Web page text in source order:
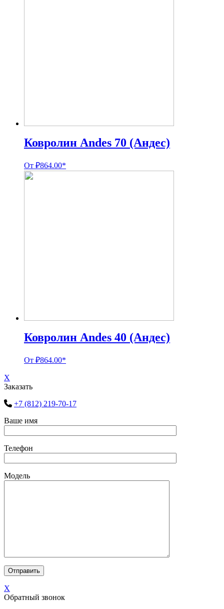
Ковролин Andes 70 (Андес)
От ₽864.00*
Ковролин Andes 40 (Андес)
От ₽864.00*
X
Заказать
+7 (812) 219-70-17
Ваше имя
Телефон
Модель
X
Обратный звонок